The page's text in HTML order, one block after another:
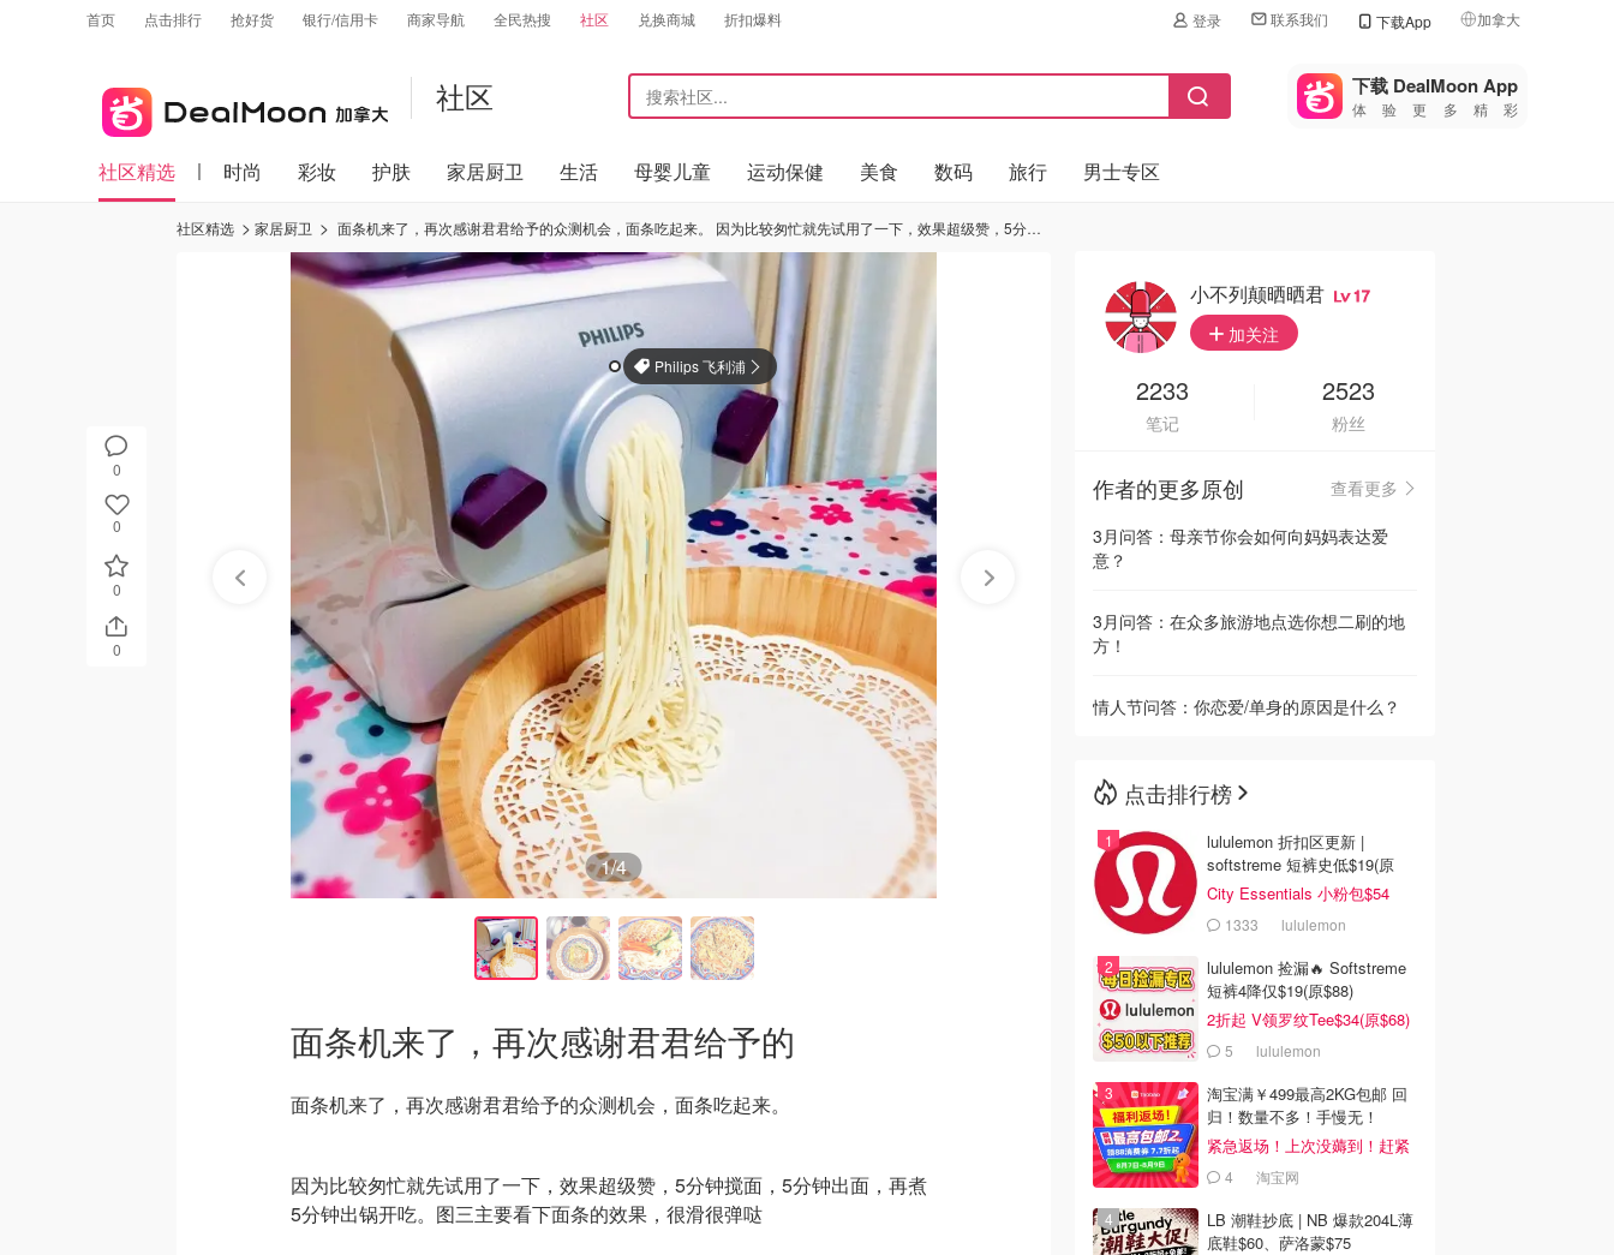
首页 点击排行 抢好货 银行/信用卡 商家导航 全民热搜 社区 兑换商城 折扣爆料 登录 联系我们 下载App 加拿大
🇺🇸
美国
🇨🇳中国
🇩🇪
🇮🇹
🇦🇺
🇳🇿新西兰
社区 下载 DealMoon App
体验更多精彩
社区精选 时尚 彩妆 护肤 家居厨卫 生活 母婴儿童 运动保健 美食 数码 旅行 男士专区
0
0
0
0
社区精选 家居厨卫 面条机来了，再次感谢君君给予的众测机会，面条吃起来。 因为比较匆忙就先试用了一下，效果超级赞，5分钟搅面，5分钟出面，再煮5分钟出锅开吃。图三主要看下面条的效果，很滑很弹哒 下周会有详细的报告奉上哦，今天简单做个了鸡丝凉面。 在北京的宝
Philips 飞利浦
1/4
面条机来了，再次感谢君君给予的
面条机来了，再次感谢君君给予的众测机会，面条吃起来。
因为比较匆忙就先试用了一下，效果超级赞，5分钟搅面，5分钟出面，再煮
5分钟出锅开吃。图三主要看下面条的效果，很滑很弹哒
小不列颠晒晒君 17
加关注
2233
笔记
2523
粉丝
作者的更多原创
查看更多
3月问答：母亲节你会如何向妈妈表达爱
意？
3月问答：在众多旅游地点选你想二刷的地
方！
情人节问答：你恋爱/单身的原因是什么？
点击排行榜
lululemon 折扣区更新 |
softstreme 短裤史低$19(原
$88)
City Essentials 小粉包$54
1333 lululemon
lululemon 捡漏🔥 Softstreme
短裤4降仅$19(原$88)
2折起 V领罗纹Tee$34(原$68)
5 lululemon
淘宝满￥499最高2KG包邮 回
归！数量不多！手慢无！
紧急返场！上次没薅到！赶紧
冲 4 淘宝网
LB 潮鞋抄底 | NB 爆款204L薄
底鞋$60、萨洛蒙$75